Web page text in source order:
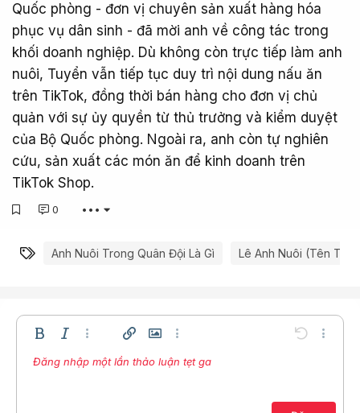
Quốc phòng - đơn vị chuyên sản xuất hàng hóa
phục vụ dân sinh - đã mời anh về công tác trong
khối doanh nghiệp. Dù không còn trực tiếp làm anh
nuôi, Tuyển vẫn tiếp tục duy trì nội dung nấu ăn
trên TikTok, đồng thời bán hàng cho đơn vị chủ
quản với sự ủy quyền từ thủ trưởng và kiểm duyệt
của Bộ Quốc phòng. Ngoài ra, anh còn tự nghiên
cứu, sản xuất các món ăn để kinh doanh trên
TikTok Shop.
0 •••
Từ khóa
Anh Nuôi Trong Quân Đội Là Gì Lê Anh Nuôi (tên Thật
Bold In nghiêngThêm tùy chọn…
Chèn liên kết
Chèn hình ảnh
Thêm tùy chọn… Undo Thêm
Kích thước
9
Màu chữPhông chữArial
Danh sách
Danh sách có thứ tự
Căn lề
Căn trái
Paragraph format
Gạch ngang
CompareMặt cườiTrích dẫn
MediaInsert table
Insert horizontal line
Spoiler
RedoToggle BB code
Xóa định dạng
Bản thảoLưu nháp
Đăng nhập một lần thảo luận tẹt ga